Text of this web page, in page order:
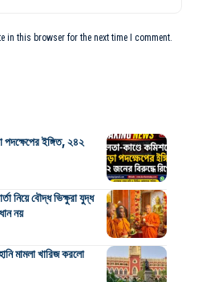
in this browser for the next time I comment.
ইঙ্গিত, ২৪২
নিয়ে বৌদ্ধ ভিক্ষুরা যুদ্ধ
নয়
মামলা খারিজ করলো